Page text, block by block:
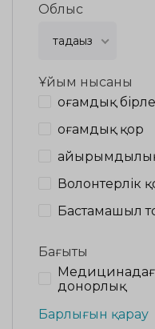
Облыс
таңдаңыз
Ұйым нысаны
Қоғамдық
Қоғамдық қор
Волонтерлік
Бастамашыл
Бағыты
донорлық
Барлығын қарау